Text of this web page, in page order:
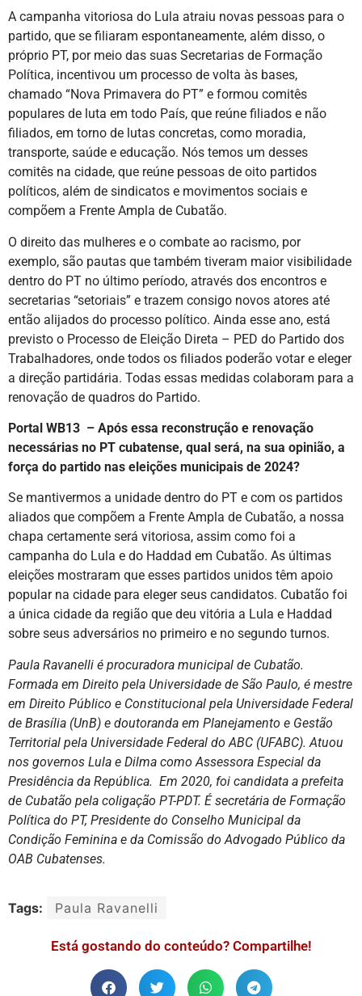
A campanha vitoriosa do Lula atraiu novas pessoas para o
partido, que se filiaram espontaneamente, além disso, o
próprio PT, por meio das suas Secretarias de Formação
Política, incentivou um processo de volta às bases,
chamado “Nova Primavera do PT” e formou comitês
populares de luta em todo País, que reúne filiados e não
filiados, em torno de lutas concretas, como moradia,
transporte, saúde e educação. Nós temos um desses
comitês na cidade, que reúne pessoas de oito partidos
políticos, além de sindicatos e movimentos sociais e
compõem a Frente Ampla de Cubatão.
O direito das mulheres e o combate ao racismo, por
exemplo, são pautas que também tiveram maior visibilidade
dentro do PT no último período, através dos encontros e
secretarias “setoriais” e trazem consigo novos atores até
então alijados do processo político. Ainda esse ano, está
previsto o Processo de Eleição Direta – PED do Partido dos
Trabalhadores, onde todos os filiados poderão votar e eleger
a direção partidária. Todas essas medidas colaboram para a
renovação de quadros do Partido.
Portal WB13 – Após essa reconstrução e renovação
necessárias no PT cubatense, qual será, na sua opinião, a
força do partido nas eleições municipais de 2024?
Se mantivermos a unidade dentro do PT e com os partidos
aliados que compõem a Frente Ampla de Cubatão, a nossa
chapa certamente será vitoriosa, assim como foi a
campanha do Lula e do Haddad em Cubatão. As últimas
eleições mostraram que esses partidos unidos têm apoio
popular na cidade para eleger seus candidatos. Cubatão foi
a única cidade da região que deu vitória a Lula e Haddad
sobre seus adversários no primeiro e no segundo turnos.
Paula Ravanelli é procuradora municipal de Cubatão.
Formada em Direito pela Universidade de São Paulo, é mestre
em Direito Público e Constitucional pela Universidade Federal
de Brasília (UnB) e doutoranda em Planejamento e Gestão
Territorial pela Universidade Federal do ABC (UFABC). Atuou
nos governos Lula e Dilma como Assessora Especial da
Presidência da República. Em 2020, foi candidata a prefeita
de Cubatão pela coligação PT-PDT. É secretária de Formação
Política do PT, Presidente do Conselho Municipal da
Condição Feminina e da Comissão do Advogado Público da
OAB Cubatenses.
Tags: Paula Ravanelli
Está gostando do conteúdo? Compartilhe!